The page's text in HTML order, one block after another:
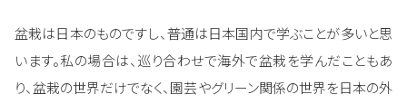
盆栽は日本のものですし、普通は日本国内で学ぶことが多いと思
います。私の場合は、巡り合わせで海外で盆栽を学んだこともあ
り、盆栽の世界だけでなく、園芸やグリーン関係の世界を日本の外